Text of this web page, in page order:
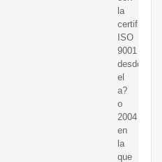
la
ISO
9001
desde
el
a?
o
2004
en
la
que